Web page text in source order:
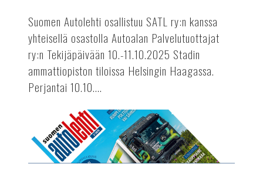
perjantaina
ja
lauantaina
10.-11.10.2025
Suomen Autolehti osallistuu SATL ry:n kanssa
yhteisellä osastolla Autoalan Palvelutuottajat
ry:n Tekijäpäivään 10.-11.10.2025 Stadin
ammattiopiston tiloissa Helsingin Haagassa.
Perjantai 10.10....
Autolehti
3/2025
ilmestyy
AUTOTEKNIIKKA